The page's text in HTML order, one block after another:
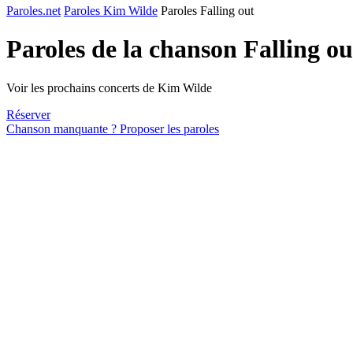
Paroles.net Paroles Kim Wilde Paroles Falling out
Paroles de la chanson Falling
Voir les prochains concerts de Kim Wilde
Réserver
Chanson manquante ? Proposer les paroles